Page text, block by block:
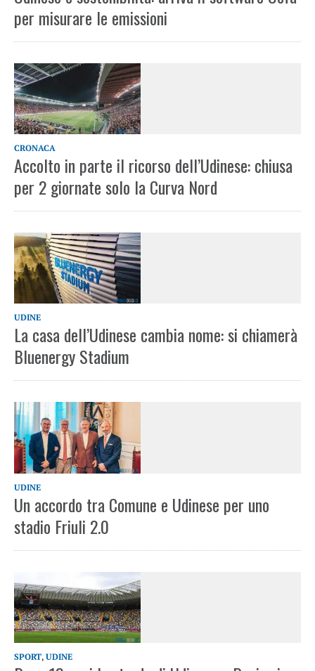
per misurare le emissioni
CRONACA
Accolto in parte il ricorso dell’Udinese: chiusa
per 2 giornate solo la Curva Nord
UDINE
La casa dell’Udinese cambia nome: si chiamerà
Bluenergy Stadium
UDINE
Un accordo tra Comune e Udinese per uno
stadio Friuli 2.0
SPORT, UDINE